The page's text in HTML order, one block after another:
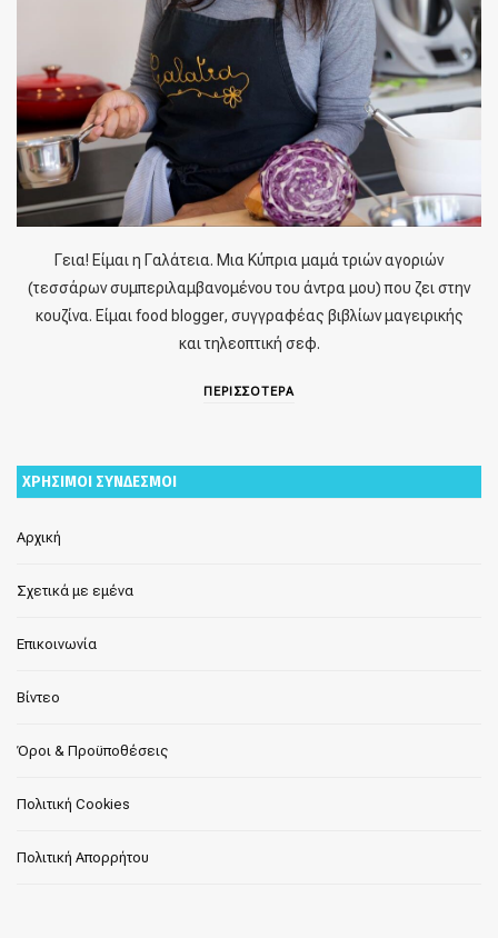
Γεια! Είμαι η Γαλάτεια. Μια Κύπρια μαμά τριών αγοριών
(τεσσάρων συμπεριλαμβανομένου του άντρα μου) που ζει στην
κουζίνα. Είμαι food blogger, συγγραφέας βιβλίων μαγειρικής
και τηλεοπτική σεφ.
ΠΕΡΙΣΣΟΤΕΡΑ
ΧΡΗΣΙΜΟΙ ΣΥΝΔΕΣΜΟΙ
Αρχική
Σχετικά με εμένα
Επικοινωνία
Βίντεο
Όροι & Προϋποθέσεις
Πολιτική Cookies
Πολιτική Απορρήτου